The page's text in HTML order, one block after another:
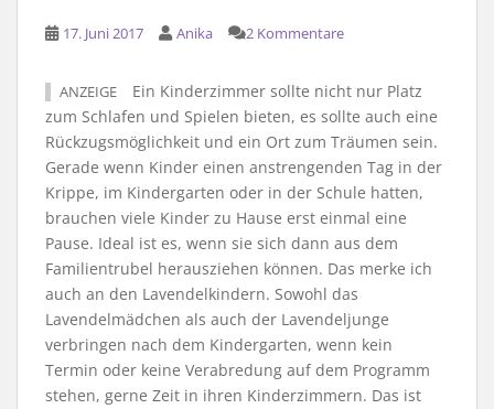
17. Juni 2017 Anika 2 Kommentare
ANZEIGE
Ein Kinderzimmer sollte nicht nur Platz
zum Schlafen und Spielen bieten, es sollte auch eine
Rückzugsmöglichkeit und ein Ort zum Träumen sein.
Gerade wenn Kinder einen anstrengenden Tag in der
Krippe, im Kindergarten oder in der Schule hatten,
brauchen viele Kinder zu Hause erst einmal eine
Pause. Ideal ist es, wenn sie sich dann aus dem
Familientrubel herausziehen können. Das merke ich
auch an den Lavendelkindern. Sowohl das
Lavendelmädchen als auch der Lavendeljunge
verbringen nach dem Kindergarten, wenn kein
Termin oder keine Verabredung auf dem Programm
stehen, gerne Zeit in ihren Kinderzimmern. Das ist